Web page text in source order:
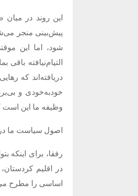
این روند در
پیش‌بینی منجر
شود، اما این
التیام‌نیافته باقی
خودبه‌خودی و
وظیفه ما این است
اصول سیاست ما در
رفقا، برای اینکه
در اقلیم
اساسی را مطرح